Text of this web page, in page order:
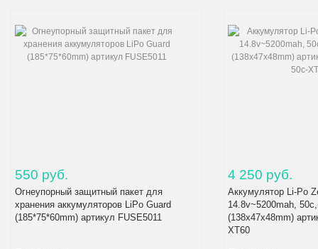
550 руб.
Огнеупорный защитный пакет для
хранения аккумуляторов LiPo Guard
(185*75*60mm) артикул FUSE5011
4 250 руб.
Аккумулятор Li-Po
14.8v~5200mah,
(138x47x48mm)
XT60